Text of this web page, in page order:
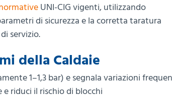
UNI-CIG vigenti, utilizzando
di sicurezza e la corretta taratura
servizio.
della Caldaie
1–1,3 bar) e segnala variazioni
riduci il rischio di blocchi